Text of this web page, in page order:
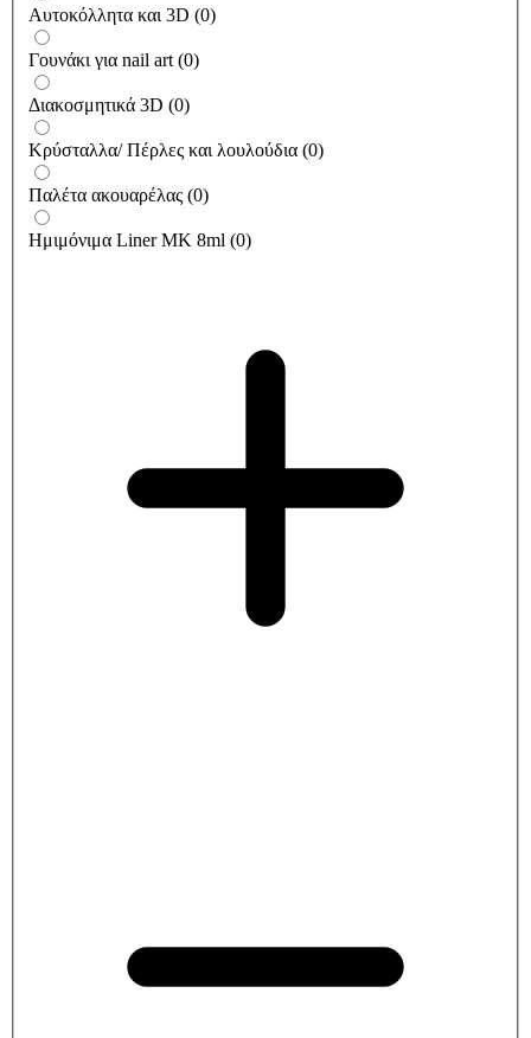
Αυτοκόλλητα και 3D (0)
Γουνάκι για nail art (0)
Διακοσμητικά 3D (0)
Κρύσταλλα/ Πέρλες και λουλούδια (0)
Παλέτα ακουαρέλας (0)
Ημιμόνιμα Liner ΜΚ 8ml (0)